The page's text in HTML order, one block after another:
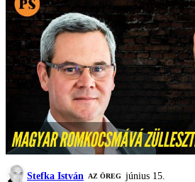
Stefka István AZ ÖREG június 15.